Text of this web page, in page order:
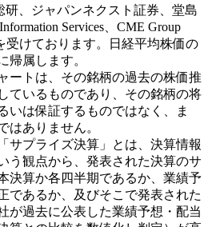
研、ジャパンネクスト証券、堂島
Services、CME Group
受けております。日経平均株価の
帰属します。
ートは、その銘柄の過去の株価推
ているものであり、その銘柄の将
いは保証するものではなく、ま
はありません。
サプライズ決算」とは、決算情報
う観点から、発表された決算のサ
決算か各四半期であるか、業績予
であるか、及びそこで発表された
が過去に公表した業績予想・配当